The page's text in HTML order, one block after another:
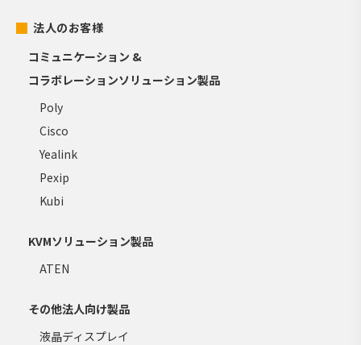
法人のお客様
コミュニケーション &
コラボレーションソリューション製品
Poly
Cisco
Yealink
Pexip
Kubi
KVMソリューション製品
ATEN
その他法人向け製品
液晶ディスプレイ